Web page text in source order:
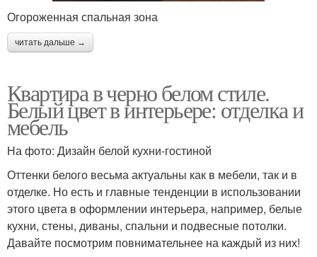
Огороженная спальная зона
читать дальше →
Квартира в черно белом стиле.
Белый цвет в интерьере: отделка и
мебель
На фото: Дизайн белой кухни-гостиной
Оттенки белого весьма актуальны как в мебели, так и в
отделке. Но есть и главные тенденции в использовании
этого цвета в оформлении интерьера, например, белые
кухни, стены, диваны, спальни и подвесные потолки.
Давайте посмотрим повнимательнее на каждый из них!